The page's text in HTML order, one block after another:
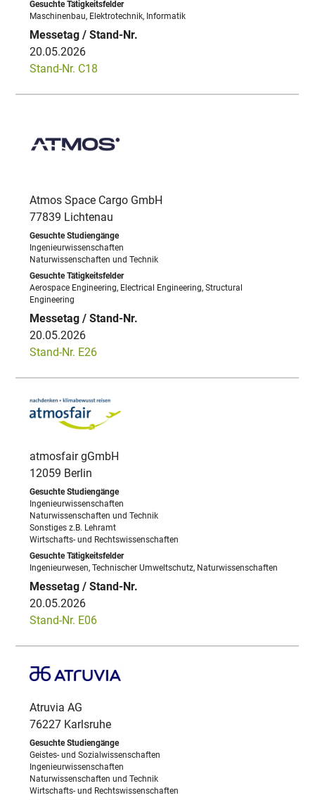
Maschinenbau, Elektrotechnik, Informatik
20.05.2026
Stand-Nr. C18
Atmos Space Cargo GmbH
77839 Lichtenau
Ingenieurwissenschaften
Naturwissenschaften und Technik
Aerospace Engineering, Electrical Engineering, Structural
Engineering
20.05.2026
Stand-Nr. E26
atmosfair gGmbH
12059 Berlin
Ingenieurwissenschaften
Naturwissenschaften und Technik
Sonstiges z.B. Lehramt
Wirtschafts- und Rechtswissenschaften
Ingenieurwesen, Technischer Umweltschutz, Naturwissenschaften
20.05.2026
Stand-Nr. E06
Atruvia AG
76227 Karlsruhe
Geistes- und Sozialwissenschaften
Ingenieurwissenschaften
Naturwissenschaften und Technik
Wirtschafts- und Rechtswissenschaften